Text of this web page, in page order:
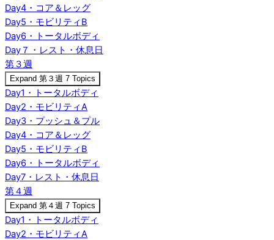
Day4・コア＆レッグ
Day5・モビリティB
Day6・トータルボディ
Day７・レスト・休息日
第３週
Expand 第３週 7 Topics
Day1・トータルボディ
Day2・モビリティA
Day3・プッシュ＆プル
Day4・コア＆レッグ
Day5・モビリティB
Day6・トータルボディ
Day7・レスト・休息日
第４週
Expand 第４週 7 Topics
Day1・トータルボディ
Day2・モビリティA